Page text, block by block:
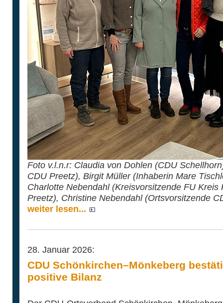
Foto v.l.n.r: Claudia von Dohlen (CDU
CDU Preetz), Birgit Müller (Inhaberin Mare
Charlotte Nebendahl (Kreisvorsitzende FU Kreis
Preetz), Christine Nebendahl (Ortsvorsitzende
weiter lesen...
28. Januar 2026:
CDU Schönkirchen–Mönkeberg
positive Bilanz